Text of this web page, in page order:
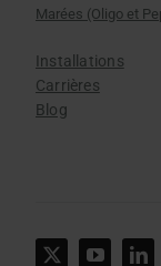
Marées (Oligo et
Installations
Carrières
Blog